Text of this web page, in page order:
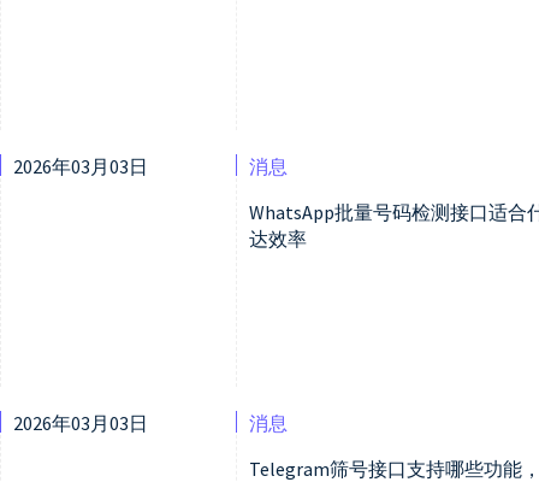
2026年03月03日
消息
WhatsApp批量号码检测接口适
达效率
2026年03月03日
消息
Telegram筛号接口支持哪些功能